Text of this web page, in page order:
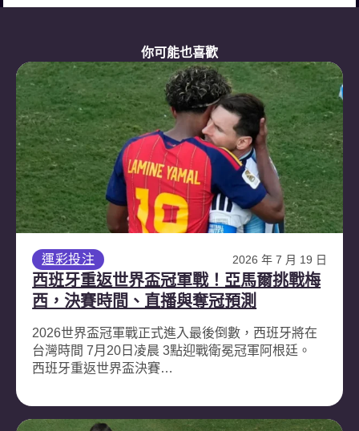
你可能也喜歡
運彩投注 2026 年 7 月 19 日
西班牙重返世界盃冠軍戰！亞馬爾挑戰梅
西，決賽時間、直播與奪冠預測
2026世界盃冠軍戰正式進入最後倒數，西班牙將在
台灣時間 7月20日凌晨 3點迎戰衛冕冠軍阿根廷。
西班牙重返世界盃決賽…